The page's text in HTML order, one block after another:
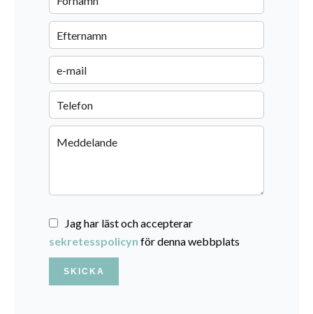
Jag har läst och accepterar
sekretesspolicyn för denna webbplats
SKICKA